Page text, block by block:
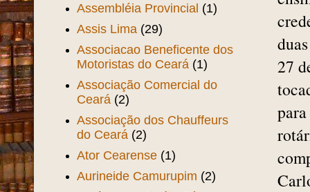
27
Assembléia Provincial (1)
Assis Lima (29)
Associacao Beneficente dos
Motoristas do Ceará (1)
Associação Comercial do
Ceará (2)
Associação dos Chauffeurs
do Ceará (2)
Ator Cearense (1)
Aurineide Camurupim (2)